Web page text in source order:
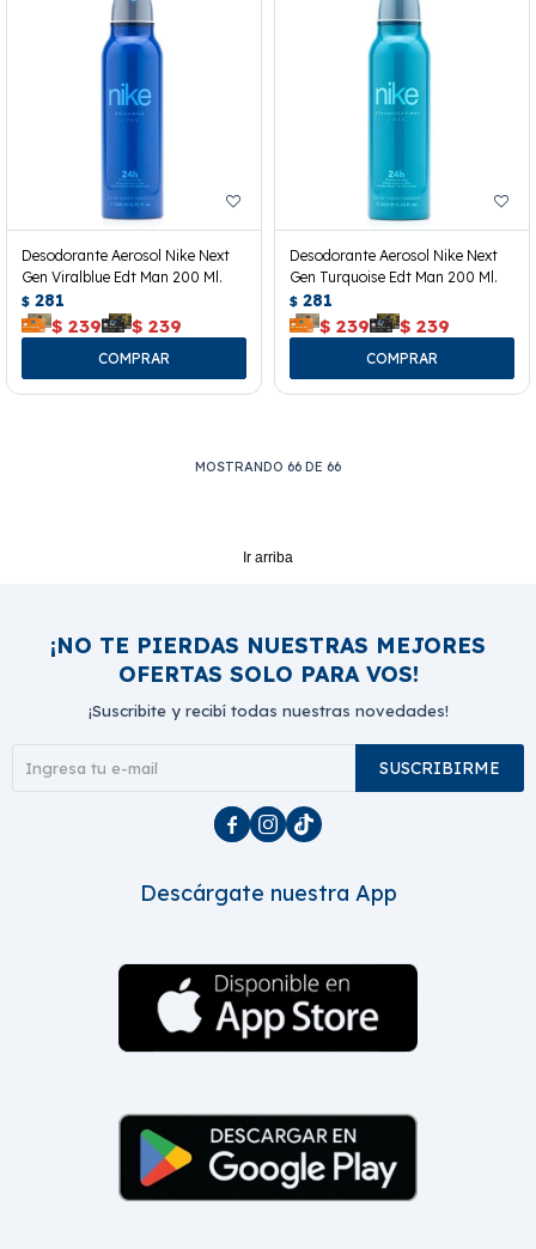
Desodorante Aerosol Nike Next
Gen Viralblue Edt Man 200 Ml.
$ 281
$ 239 $ 239
Desodorante Aerosol Nike Next
Gen Turquoise Edt Man 200 Ml.
$ 281
$ 239 $ 239
MOSTRANDO 66 DE 66
Ir arriba
¡NO TE PIERDAS NUESTRAS MEJORES
OFERTAS SOLO PARA VOS!
¡Suscribite y recibí todas nuestras novedades!
SUSCRIBIRME
  
Descárgate nuestra App